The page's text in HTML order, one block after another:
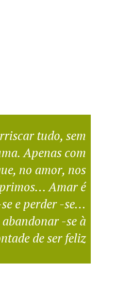
tudo, sem
Apenas com
no amor, nos
Amar é
e perder -se...
-se à
de ser feliz